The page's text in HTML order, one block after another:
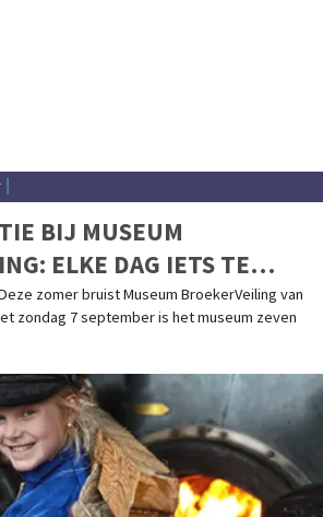
BIJ MUSEUM
ELKE DAG IETS TE
Deze zomer bruist Museum BroekerVeiling van
zondag 7 september is het museum zeven